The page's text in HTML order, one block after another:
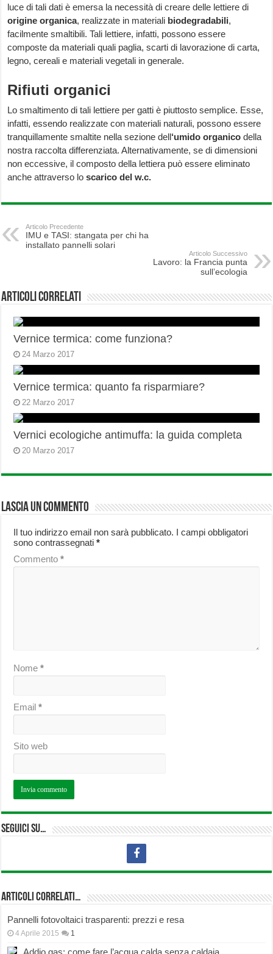
luce di tali dati è emersa la necessità di creare delle lettiere di
origine organica, realizzate in materiali biodegradabili,
facilmente smaltibili. Tali lettiere, infatti, possono essere
composte da materiali quali paglia, scarti di lavorazione di carta,
legno, cereali e materiali vegetali in generale.
Rifiuti organici
Lo smaltimento di tali lettiere per gatti è piuttosto semplice. Esse,
infatti, essendo realizzate con materiali naturali, possono essere
tranquillamente smaltite nella sezione dell‘umido organico della
nostra raccolta differenziata. Alternativamente, se di dimensioni
non eccessive, il composto della lettiera può essere eliminato
anche attraverso loscarico del w.c.
Articolo Precedente
IMU e TASI: stangata per chi ha
installato pannelli solari
Articolo Successivo
Lavoro: la Francia punta
sull’ecologia
Articoli correlati
Vernice termica: come funziona?
24 Marzo 2017
Vernice termica: quanto fa risparmiare?
22 Marzo 2017
Vernici ecologiche antimuffa: la guida completa
20 Marzo 2017
Lascia un commento
Il tuo indirizzo email non sarà pubblicato. I campi obbligatori
sono contrassegnati*
Commento*
Nome*
Email*
Sito web
Seguici su…
Articoli correlati…
Pannelli fotovoltaici trasparenti: prezzi e resa
4 Aprile 2015 1